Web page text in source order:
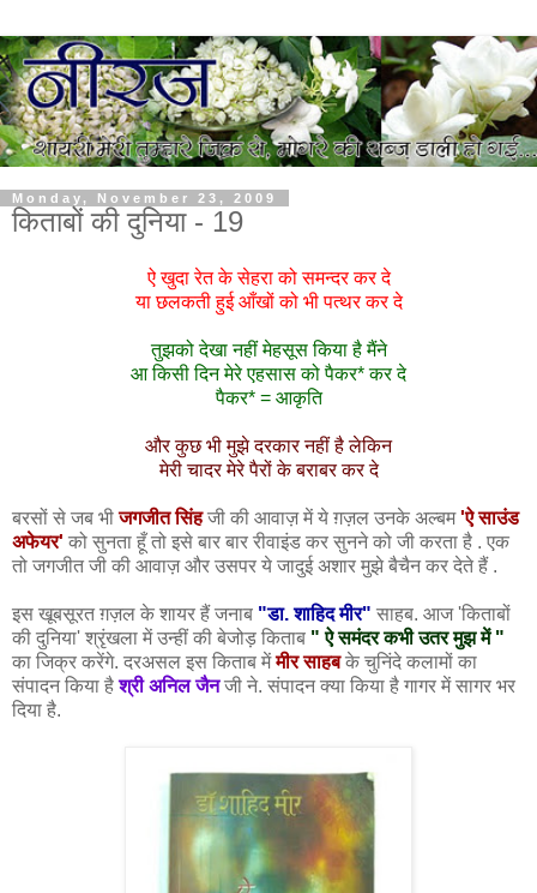
Monday, November 23, 2009
किताबों की दुनिया - 19
ऐ खुदा रेत के सेहरा को समन्दर कर दे
या छलकती हुई आँखों को भी पत्थर कर दे
तुझको देखा नहीं मेहसूस किया है मैंने
आ किसी दिन मेरे एहसास को पैकर* कर दे
पैकर* = आकृति
और कुछ भी मुझे दरकार नहीं है लेकिन
मेरी चादर मेरे पैरों के बराबर कर दे
बरसों से जब भीजगजीत सिंहजी की आवाज़ में ये ग़ज़ल उनके अल्बम'ऐ साउंड
अफेयर' को सुनता हूँ तो इसे बार बार रीवाइंड कर सुनने को जी करता है . एक
तो जगजीत जी की आवाज़ और उसपर ये जादुई अशार मुझे बैचैन कर देते हैं .
इस खूबसूरत ग़ज़ल के शायर हैं जनाब "डा. शाहिद मीर" साहब. आज 'किताबों
की दुनिया' श्रृंखला में उन्हीं की बेजोड़ किताब " ऐ समंदर कभी उतर मुझ में "
का जिक्र करेंगे. दरअसल इस किताब मेंमीर साहबके चुनिंदे कलामों का
संपादन किया हैश्री अनिल जैनजी ने. संपादन क्या किया है गागर में सागर भर
दिया है.